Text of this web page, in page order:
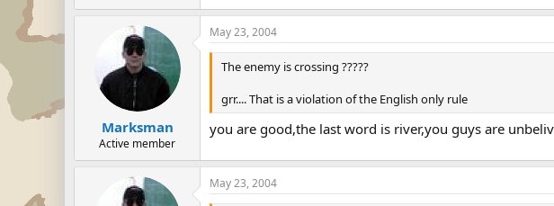
Marksman
Active member
May 23, 2004
The enemy is crossing ?????
grr.... That is a violation of the English only rule
you are good,the last word is river,you guys are
May 23, 2004